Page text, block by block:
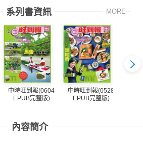
系列書資訊 MORE
中時旺到報(0604
EPUB完整版)
中時旺到報(0528
EPUB完整版)
內容簡介